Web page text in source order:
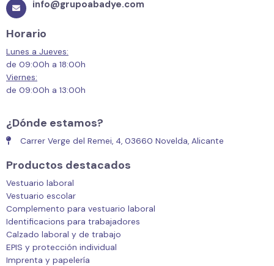
info@grupoabadye.com
Horario
Lunes a Jueves:
de 09:00h a 18:00h
Viernes:
de 09:00h a 13:00h
¿Dónde estamos?
Carrer Verge del Remei, 4, 03660 Novelda, Alicante
Productos destacados
Vestuario laboral
Vestuario escolar
Complemento para vestuario laboral
Identificacions para trabajadores
Calzado laboral y de trabajo
EPIS y protección individual
Imprenta y papelería